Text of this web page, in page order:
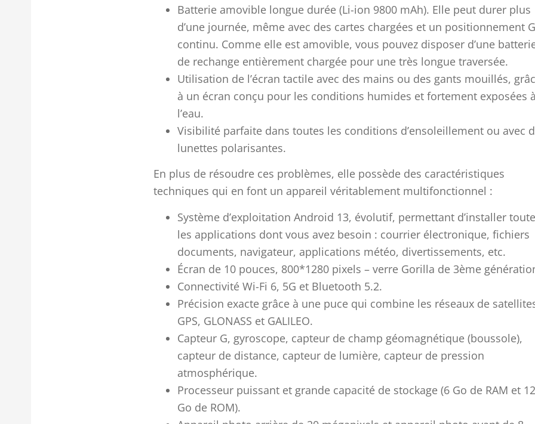
Batterie amovible longue durée (Li-ion 9800 mAh). Elle peut durer plus
d’une journée, même avec des cartes chargées et un positionnement
continu. Comme elle est amovible, vous pouvez disposer d’une
de rechange entièrement chargée pour une très longue traversée.
Utilisation de l’écran tactile avec des mains ou des gants mouillés,
à un écran conçu pour les conditions humides et fortement exposées à
l’eau.
Visibilité parfaite dans toutes les conditions d’ensoleillement ou avec
lunettes polarisantes.
En plus de résoudre ces problèmes, elle possède des caractéristiques
techniques qui en font un appareil véritablement multifonctionnel :
Système d’exploitation Android 13, évolutif, permettant d’installer
les applications dont vous avez besoin : courrier électronique, fichiers
documents, navigateur, applications météo, divertissements, etc.
Écran de 10 pouces, 800*1280 pixels – verre Gorilla de 3ème
Connectivité Wi-Fi 6, 5G et Bluetooth 5.2.
Précision exacte grâce à une puce qui combine les réseaux de
GPS, GLONASS et GALILEO.
Capteur G, gyroscope, capteur de champ géomagnétique (boussole),
capteur de distance, capteur de lumière, capteur de pression
atmosphérique.
Processeur puissant et grande capacité de stockage (6 Go de RAM et
Go de ROM).